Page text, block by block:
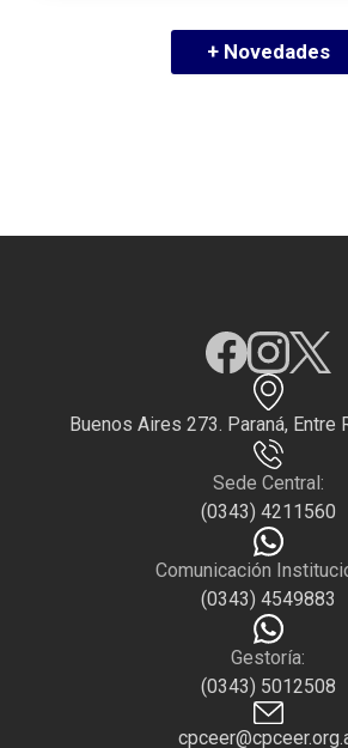
+ Novedades
Buenos Aires 273. Paraná, Entre
Sede Central:
(0343) 4211560
Comunicación
(0343) 4549883
Gestoría:
(0343) 5012508